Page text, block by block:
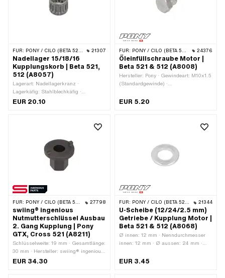
FÜR: PONY / CILO (BETA 521 & 512) 21307
Nadellager 15/18/16
Kupplungskorb | Beta 521,
512 (A8057)
Lagerart: Nadellagerkranz ·
Lagerkäfig: Stahlblechkäfig ·
Dimension Nadellager: 15/18 x 16 · Ø
EUR 20.10
FÜR: PONY / CILO (BETA 521 & 512) 24376
Öleinfüllschraube Motor |
Beta 521 & 512 (A8008)
Hersteller: Pony · Gewindeart: M10x1.5
(Standardgewinde) ·
Antrieb: Aussensechskant ·
EUR 5.20
FÜR: PONY / CILO (BETA 521 & 512) 27798
swiing® ingenious
Nutmutterschlüssel Ausbau
2. Gang Kupplung | Pony
GTX, Cross 521 (A8211)
Schlüsselweite: 19 mm · Gesamtlänge:
30 mm · Hersteller: swiing® ingenious
parts · Ø innen: 18 mm · Ø aussen: 35
EUR 34.30
FÜR: PONY / CILO (BETA 521 & 512) 21344
U-Scheibe (12/24/2.5 mm)
Getriebe / Kupplung Motor |
Beta 521 & 512 (A8068)
Ø innen: 12 mm · Nenndurchmesser
innen: 12 mm · Ø aussen: 24 mm ·
Nenndurchmesser (Gewinde): 12 mm
EUR 3.45